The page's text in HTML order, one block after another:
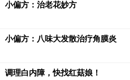
小偏方：治老花妙方
小偏方：八味大发散治疗角膜炎
调理白内障，快找红菇娘！